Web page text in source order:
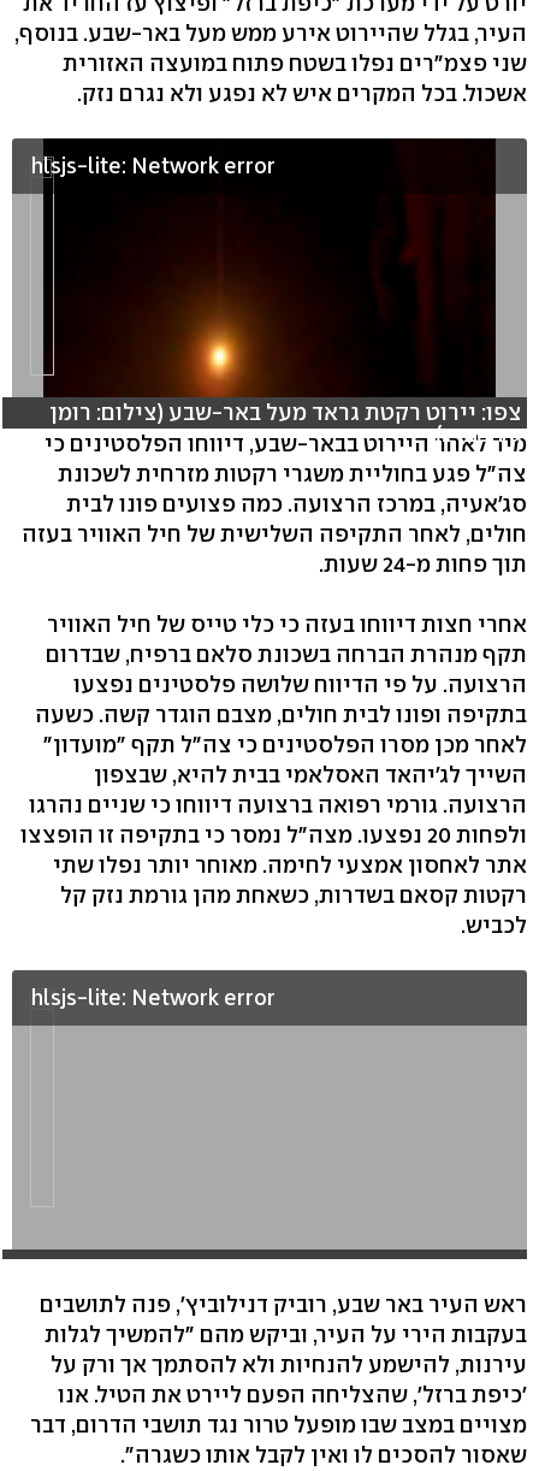
העיר, בגלל שהיירוט אירע ממש מעל באר-שבע. בנוסף,
שני פצמ"רים נפלו בשטח פתוח במועצה האזורית
אשכול. בכל המקרים איש לא נפגע ולא נגרם נזק.
hlsjs-lite: Network error
צפו: יירוט רקטת גראד מעל באר-שבע (צילום: רומן
גירשברג)
מיד לאחר היירוט בבאר-שבע, דיווחו הפלסטינים כי
צה"ל פגע בחוליית משגרי רקטות מזרחית לשכונת
סג'אעיה, במרכז הרצועה. כמה פצועים פונו לבית
חולים, לאחר התקיפה השלישית של חיל האוויר בעזה
תוך פחות מ-24 שעות.
אחרי חצות דיווחו בעזה כי כלי טייס של חיל האוויר
תקף מנהרת הברחה בשכונת סלאם ברפיח, שבדרום
הרצועה. על פי הדיווח שלושה פלסטינים נפצעו
בתקיפה ופונו לבית חולים, מצבם הוגדר קשה. כשעה
לאחר מכן מסרו הפלסטינים כי צה"ל תקף "מועדון"
השייך לג'יהאד האסלאמי בבית להיא, שבצפון
הרצועה. גורמי רפואה ברצועה דיווחו כי שניים נהרגו
ולפחות 20 נפצעו. מצה"ל נמסר כי בתקיפה זו הופצצו
אתר לאחסון אמצעי לחימה. מאוחר יותר נפלו שתי
רקטות קסאם בשדרות, כשאחת מהן גורמת נזק קל
לכביש.
hlsjs-lite: Network error
ראש העיר באר שבע, רוביק דנילוביץ', פנה לתושבים
בעקבות הירי על העיר, וביקש מהם "להמשיך לגלות
עירנות, להישמע להנחיות ולא להסתמך אך ורק על
'כיפת ברזל', שהצליחה הפעם ליירט את הטיל. אנו
מצויים במצב שבו מופעל טרור נגד תושבי הדרום, דבר
שאסור להסכים לו ואין לקבל אותו כשגרה".